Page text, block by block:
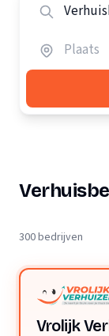
300 bedrijven
Vrolijk